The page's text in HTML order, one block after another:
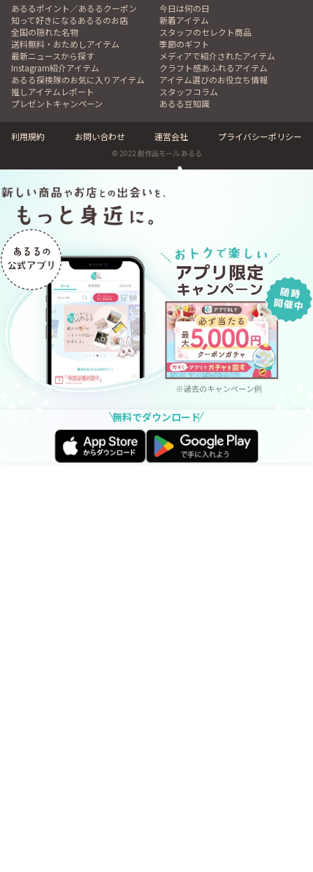
あるるポイント／あるるクーポン
今日は何の日
知って好きになるあるるのお店
新着アイテム
全国の隠れた名物
スタッフのセレクト商品
送料無料・おためしアイテム
季節のギフト
最新ニュースから探す
メディアで紹介されたアイテム
Instagram紹介アイテム
クラフト感あふれるアイテム
あるる探検隊のお気に入りアイテム
アイテム選びのお役立ち情報
推しアイテムレポート
スタッフコラム
プレゼントキャンペーン
あるる豆知識
利用規約 お問い合わせ 運営会社 プライバシーポリシー
© 2022 創作品モール あるる
無料でダウンロード